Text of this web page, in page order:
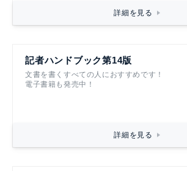
詳細を見る
記者ハンドブック第14版
文書を書くすべての人におすすめです！
電子書籍も発売中！
詳細を見る